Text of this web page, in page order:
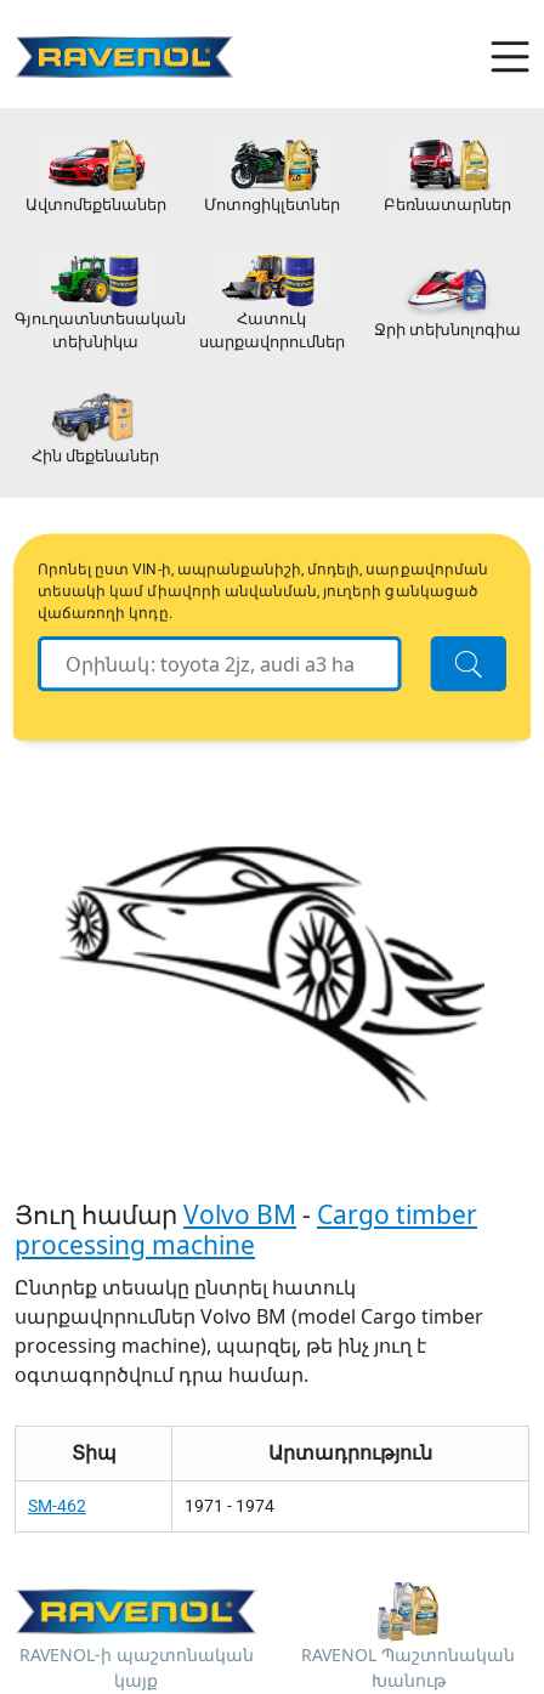
Ավտոմեքենաներ Մոտոցիկլետներ Բեռնատարներ
Գյուղատնտեսական
տեխնիկա
Հատուկ
սարքավորումներ
Ջրի տեխնոլոգիա
Հին մեքենաներ
Որոնել ըստ VIN-ի, ապրանքանիշի, մոդելի, սարքավորման
տեսակի կամ միավորի անվանման, յուղերի ցանկացած
վաճառողի կոդը.
Յուղ համար Volvo BM - Cargo timber
processing machine
Ընտրեք տեսակը ընտրել հատուկ
սարքավորումներ Volvo BM (model Cargo timber
processing machine), պարզել, թե ինչ յուղ է
օգտագործվում դրա համար.
Տիպ Արտադրություն
SM-462 1971 - 1974
RAVENOL-ի պաշտոնական
կայք
RAVENOL Պաշտոնական
Խանութ